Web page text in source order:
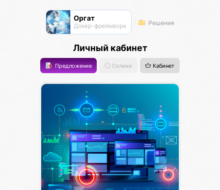
Оргат
Докер-фреймворк Решения
Личный кабинет
Предложение Солики Кабинет